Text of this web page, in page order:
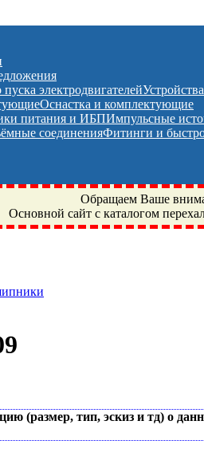
Оснастка и комплектующие
Импульсные
Фитинги и
Обращаем Ваше
Основной сайт с каталогом
Загорянский, Юбилейный,
NSK, JED, KPT, NXZ, ГПЗ,
(размер, тип, эскиз и тд) о